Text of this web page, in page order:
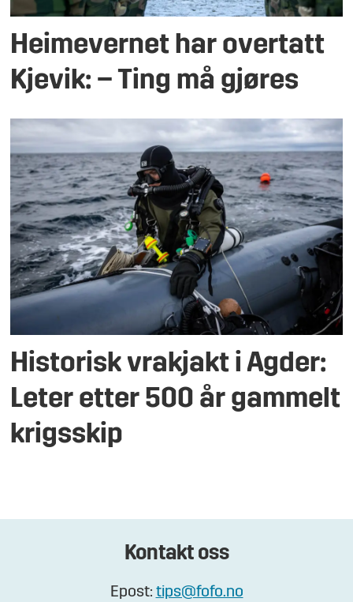
Heimevernet har overtatt
Kjevik: – Ting må gjøres
Historisk vrakjakt i Agder:
Leter etter 500 år gammelt
krigsskip
Kontakt oss
Epost: tips@fofo.no